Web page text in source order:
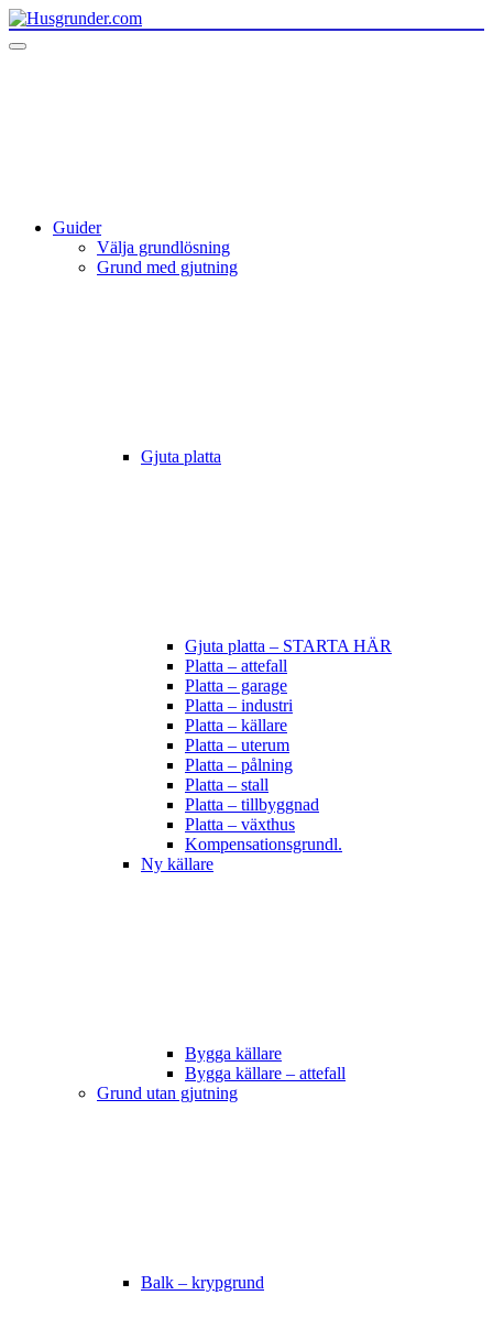
Guider
Välja grundlösning
Grund med gjutning
Gjuta platta
Gjuta platta – STARTA HÄR
Platta – attefall
Platta – garage
Platta – industri
Platta – källare
Platta – uterum
Platta – pålning
Platta – stall
Platta – tillbyggnad
Platta – växthus
Kompensationsgrundl.
Ny källare
Bygga källare
Bygga källare – attefall
Grund utan gjutning
Balk – krypgrund